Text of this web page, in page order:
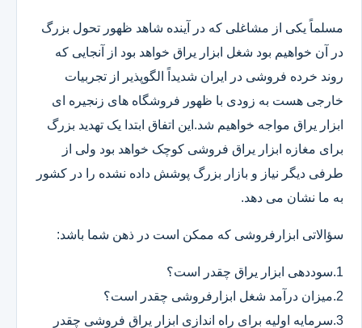
مسلماً یکی از مشاغلی که در آینده شاهد ظهور تحول بزرگ
در آن خواهیم بود شغل ابزار یراق خواهد بود از آنجایی که
روند خرده فروشی در ایران شدیداً الگوپذیر از تجربیات
خارجی هست به زودی با ظهور فروشگاه های زنجیره ای
ابزار یراق مواجه خواهیم شد.این اتفاق ابتدا یک تهدید بزرگ
برای مغازه ابزار یراق فروشی کوچک خواهد بود ولی از
طرفی دیگر نیاز و بازار بزرگ پوشش داده نشده را در کشور
به ما نشان می دهد.
سؤالاتی ابزارفروشی که ممکن است در ذهن شما باشد:
1.سوددهی ابزار یراق چقدر است؟
2.میزان درآمد شغل ابزارفروشی چقدر است؟
3.سرمایه اولیه برای راه اندازی ابزار یراق فروشی چقدر